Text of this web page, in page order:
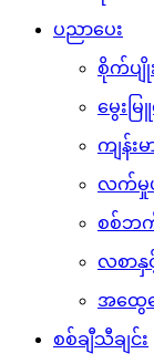
ပညာပေး
စိုက်ပျို
မွေးမြူ
ကျန်းမ
လက်မှု
စစ်ဘ
လစာနှ
အထွေ
စစ်ချီသီချင်း